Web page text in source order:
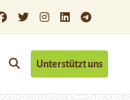
Unterstützt uns